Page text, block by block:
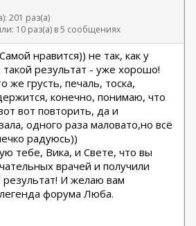
201 раз(а)
10 раз(а) в 5 сообщениях
нравится)) не так, как у
такой результат - уже хорошо!
же грусть, печаль, тоска,
конечно, понимаю, что
вот повторить, да и
одного раза маловато,но всё
радуюсь))
тебе, Вика, и Свете, что вы
врачей и получили
И желаю вам
форума Люба.